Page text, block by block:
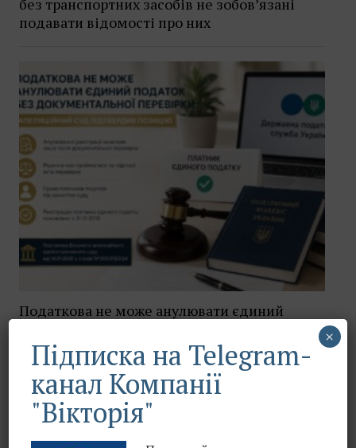
без транспортних засобів не зобов’язані
подавати відомості про них
Податкова не може анулювати єдиний
апеляційний суд підтвердив позицію
Підписка на Telegram-
канал Компанії
"Вікторія"
×